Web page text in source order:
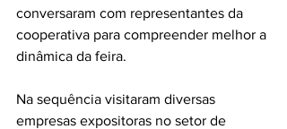
conversaram com representantes da
cooperativa para compreender melhor a
dinâmica da feira.
Na sequência visitaram diversas
empresas expositoras no setor de